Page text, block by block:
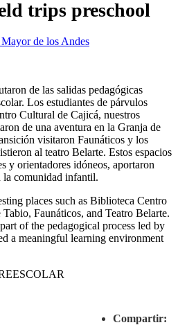
trips preschool
de los Andes
de las salidas pedagógicas
Los estudiantes de párvulos
Cultural de Cajicá, nuestros
de una aventura en la Granja de
visitaron Faunáticos y los
al teatro Belarte. Estos espacios
y orientadores idóneos, aportaron
la comunidad infantil.
places such as Biblioteca Centro
Faunáticos, and Teatro Belarte.
of the pedagogical process led by
a meaningful learning environment
Compartir: